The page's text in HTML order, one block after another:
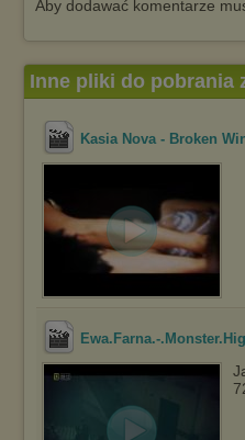
Aby dodawać komentarze
Inne pliki do pobrania
Kasia Nova - Broken
Ewa.Farna.-